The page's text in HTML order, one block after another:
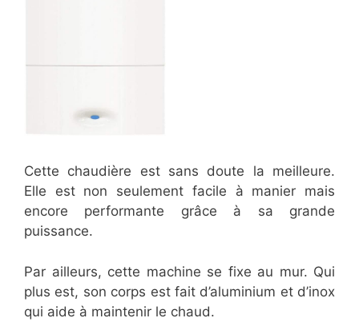
Cette chaudière est sans doute la meilleure.
Elle est non seulement facile à manier mais
encore performante grâce à sa grande
puissance.
Par ailleurs, cette machine se fixe au mur. Qui
plus est, son corps est fait d’aluminium et d’inox
qui aide à maintenir le chaud.